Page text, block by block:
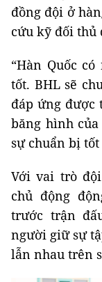
đồng đội ở
cứu kỹ đối thủ
“Hàn Quốc
tốt. BHL sẽ
đáp ứng được
băng hình
sự chuẩn bị
Với vai trò
chủ động
trước trận
người giữ sự
lẫn nhau trên